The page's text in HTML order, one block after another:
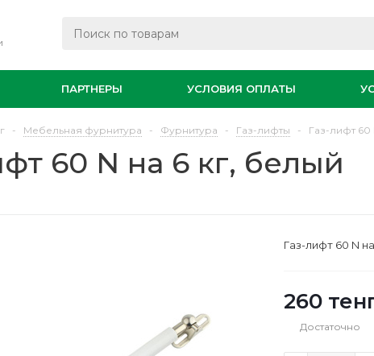
ПАРТНЕРЫ УСЛОВИЯ ОПЛАТЫ
- Мебельная фурнитура - Фурнитура - Газ-лифты - Газ-лифт 60
60 N на 6 кг, белый
Газ-лифт 60 N
260
Достаточно